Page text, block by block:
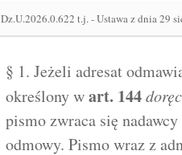
Dz.U.2026.0.622 t.j.-Ustawa z dnia 29
§ 1. Jeżeli adresat
określony wart. 144
pismo zwraca się
odmowy. Pismo wraz z